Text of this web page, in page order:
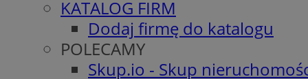
KATALOG FIRM
Dodaj firmę do katalogu
POLECAMY
Skup.io - Skup